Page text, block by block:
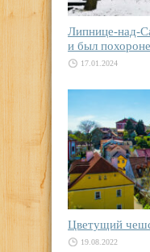
Липнице-над-
и был
17.01.2024
Цветущий
19.08.2022